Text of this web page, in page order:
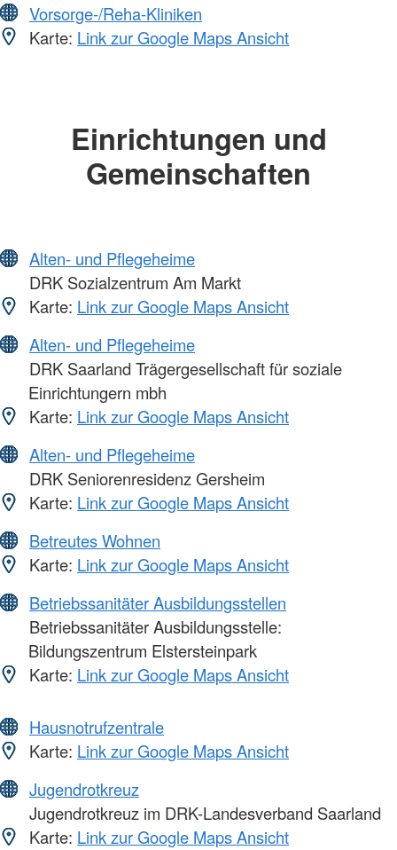
Vorsorge-/Reha-Kliniken
Karte: Link zur Google Maps Ansicht
Einrichtungen und
Gemeinschaften
Alten- und Pflegeheime
DRK Sozialzentrum Am Markt
Karte: Link zur Google Maps Ansicht
Alten- und Pflegeheime
DRK Saarland Trägergesellschaft für soziale
Einrichtungern mbh
Karte: Link zur Google Maps Ansicht
Alten- und Pflegeheime
DRK Seniorenresidenz Gersheim
Karte: Link zur Google Maps Ansicht
Betreutes Wohnen
Karte: Link zur Google Maps Ansicht
Betriebssanitäter Ausbildungsstellen
Betriebssanitäter Ausbildungsstelle:
Bildungszentrum Elstersteinpark
Karte: Link zur Google Maps Ansicht
Hausnotrufzentrale
Karte: Link zur Google Maps Ansicht
Jugendrotkreuz
Jugendrotkreuz im DRK-Landesverband Saarland
Karte: Link zur Google Maps Ansicht